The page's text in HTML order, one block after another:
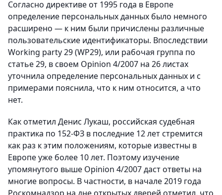
Согласно директиве от 1995 года в Европе
определение персональных данных было немного
расширено — к ним были причислены различные
пользовательские идентификаторы. Впоследствии
Working party 29 (WP29), или рабочая группа по
статье 29, в своем Opinion 4/2007 на 26 листах
уточнила определение персональных данных и с
примерами пояснила, что к ним относится, а что
нет.
Как отметил Денис Лукаш, российская судебная
практика по 152-ФЗ в последние 12 лет стремится
как раз к этим положениям, которые известны в
Европе уже более 10 лет. Поэтому изучение
упомянутого выше Opinion 4/2007 даст ответы на
многие вопросы. В частности, в начале 2019 года